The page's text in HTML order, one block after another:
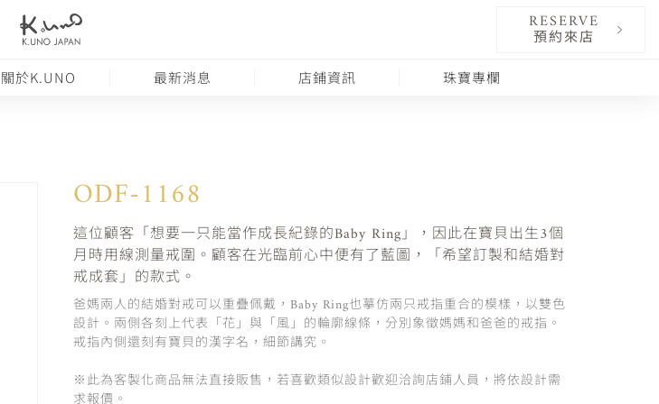
RESERVE
預約來店
關於K.UNO 最新消息 店鋪資訊 珠寶專欄
ODF-1168
這位顧客「想要一只能當作成長紀錄的Baby Ring」，因此在寶貝出生3個
月時用線測量戒圍。顧客在光臨前心中便有了藍圖，「希望訂製和結婚對
戒成套」的款式。
爸媽兩人的結婚對戒可以重疊佩戴，Baby Ring也摹仿兩只戒指重合的模樣，以雙色
設計。兩側各刻上代表「花」與「風」的輪廓線條，分別象徵媽媽和爸爸的戒指。
戒指內側還刻有寶貝的漢字名，細節講究。
※此為客製化商品無法直接販售，若喜歡類似設計歡迎洽詢店鋪人員，將依設計需